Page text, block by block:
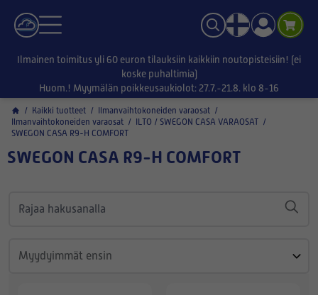
Ilmainen toimitus yli 60 euron tilauksiin kaikkiin noutopisteisiin! (ei
koske puhaltimia)
Huom.! Myymälän poikkeusaukiolot: 27.7.-21.8. klo 8-16
/ Kaikki tuotteet / Ilmanvaihtokoneiden varaosat /
Ilmanvaihtokoneiden varaosat / ILTO / SWEGON CASA VARAOSAT /
SWEGON CASA R9-H COMFORT
SWEGON CASA R9-H COMFORT